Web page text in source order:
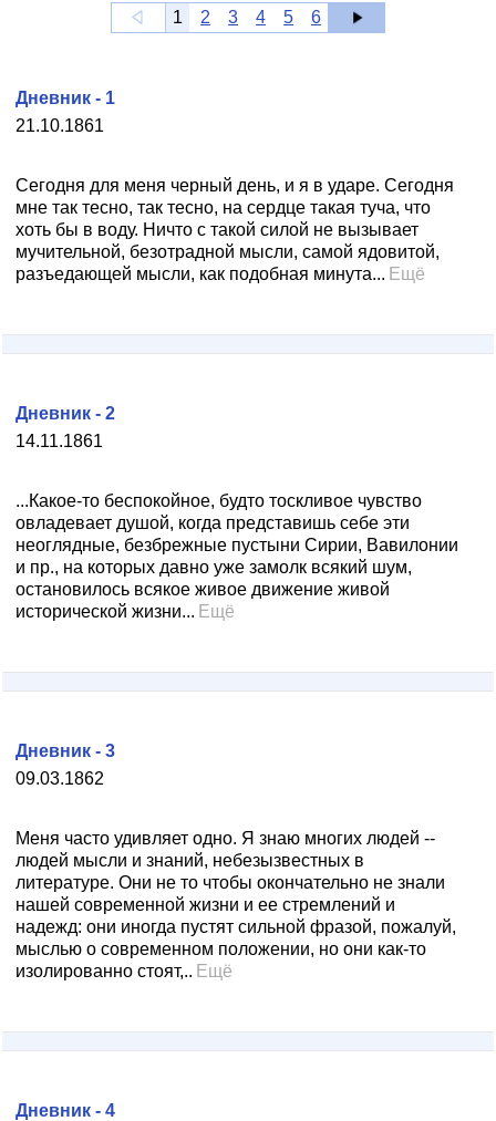
1
2 3 4 5 6
21.10.1861
Дневник - 1
Сегодня для меня черный день, и я в ударе. Сегодня
мне так тесно, так тесно, на сердце такая туча, что
хоть бы в воду. Ничто с такой силой не вызывает
мучительной, безотрадной мысли, самой ядовитой,
разъедающей мысли, как подобная минута... Ещё
14.11.1861
Дневник - 2
...Какое-то беспокойное, будто тоскливое чувство
овладевает душой, когда представишь себе эти
неоглядные, безбрежные пустыни Сирии, Вавилонии
и пр., на которых давно уже замолк всякий шум,
остановилось всякое живое движение живой
исторической жизни... Ещё
09.03.1862
Дневник - 3
Меня часто удивляет одно. Я знаю многих людей --
людей мысли и знаний, небезызвестных в
литературе. Они не то чтобы окончательно не знали
нашей современной жизни и ее стремлений и
надежд: они иногда пустят сильной фразой, пожалуй,
мыслью о современном положении, но они как-то
изолированно стоят,.. Ещё
Дневник - 4